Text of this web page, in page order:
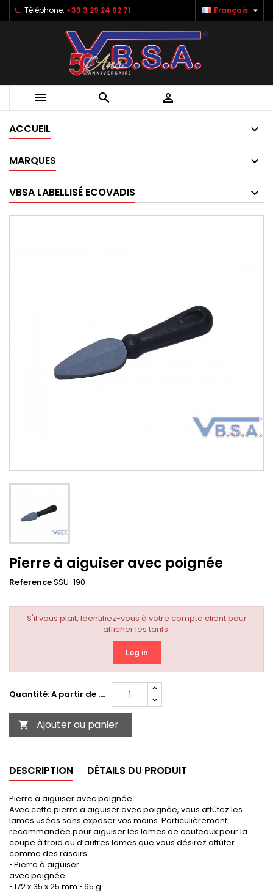
Téléphone: +33 3 29 24 62 71 Français 
  
ACCUEIL
MARQUES
VBSA LABELLISÉ ECOVADIS
Pierre à aiguiser avec poignée
ReferenceSSU-190
S'il vous plait, Identifiez-vous à votre compte client pour
afficher les tarifs.
Log in
Quantité: A partir de ....
 Ajouter au panier
DESCRIPTION DÉTAILS DU PRODUIT
Pierre à aiguiser avec poignée
Avec cette pierre à aiguiser avec poignée, vous affûtez les
lames usées sans exposer vos mains. Particulièrement
recommandée pour aiguiser les lames de couteaux pour la
coupe à froid ou d’autres lames que vous désirez affûter
comme des rasoirs.
• Pierre à aiguiser
avec poignée
• 172 x 35 x 25 mm • 65 g